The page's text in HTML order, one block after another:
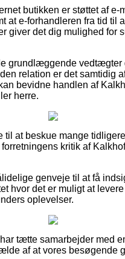
butikken er støttet af
at e-forhandleren fra tid til
giver det dig mulighed for
grundlæggende
relation er det samtidig
bevidne handlen af
herre.
at beskue mange
kritik af
genveje til at få
hvor det er muligt at
oplevelser.
tætte samarbejder med
af at vores besøgende